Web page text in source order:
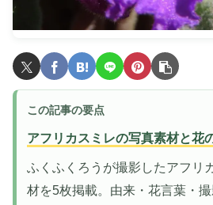
この記事の要点
アフリカスミレの写真素材と花
ふくふくろうが撮影したアフリ
材を5枚掲載。由来・花言葉・